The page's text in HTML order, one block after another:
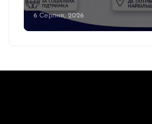
6 Серпня, 2026